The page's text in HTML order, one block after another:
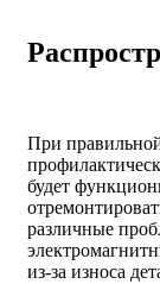
При
будет
различные
из-за износа